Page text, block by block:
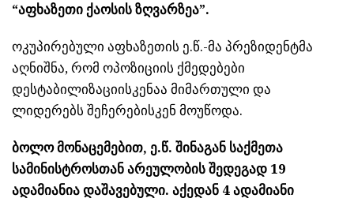
“აფხაზეთი ქაოსის ზღვარზეა”.
ოკუპირებული აფხაზეთის ე.წ.-მა პრეზიდენტმა
აღნიშნა, რომ ოპოზიციის ქმედებები
დესტაბილიზაციისკენაა მიმართული და
ლიდერებს შეჩერებისკენ მოუწოდა.
ბოლო მონაცემებით, ე.წ. შინაგან საქმეთა
სამინისტროსთან არეულობის შედეგად 19
ადამიანია დაშავებული. აქედან 4 ადამიანი